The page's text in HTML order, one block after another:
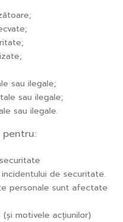
sau ilegale;
sau ilegale;
sau ilegale.
pentru:
de securitate.
personale sunt afectate
motivele acțiunilor)